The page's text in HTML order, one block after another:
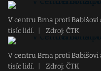
V centru Brna proti Babišovi
tisíc lidí.
Zdroj: ČTK
V centru Brna proti Babišovi
tisíc lidí.
Zdroj: ČTK